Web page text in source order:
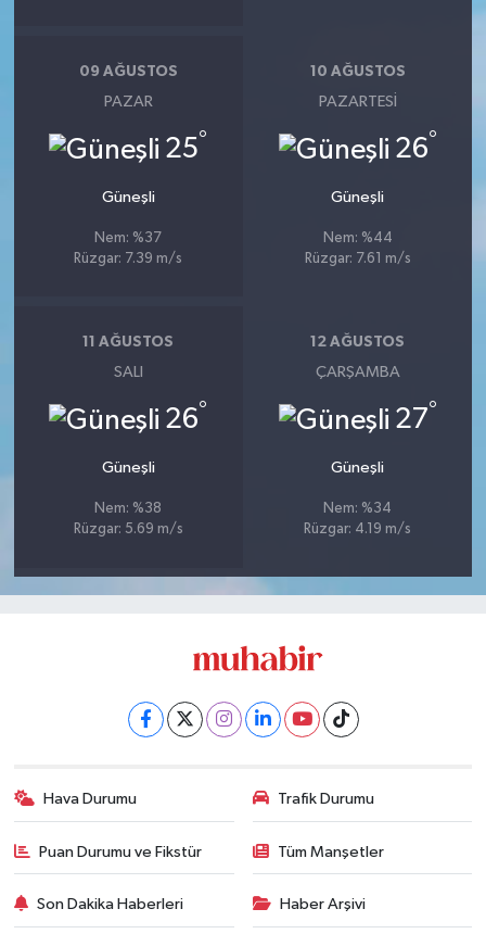
09 AĞUSTOS
PAZAR
25°
Güneşli
Nem: %37
Rüzgar: 7.39 m/s
10 AĞUSTOS
PAZARTESI
26°
Güneşli
Nem: %44
Rüzgar: 7.61 m/s
11 AĞUSTOS
SALI
26°
Güneşli
Nem: %38
Rüzgar: 5.69 m/s
12 AĞUSTOS
ÇARŞAMBA
27°
Güneşli
Nem: %34
Rüzgar: 4.19 m/s
Hava Durumu Trafik Durumu
Puan Durumu ve Fikstür Tüm Manşetler
Son Dakika Haberleri Haber Arşivi